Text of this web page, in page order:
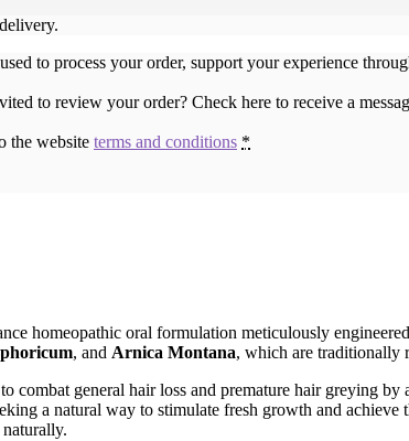
to process your order, support your experience
to review your order? Check here to receive a
the website terms and conditions *
homeopathic oral formulation meticulously
, and Arnica Montana, which are traditionally
combat general hair loss and premature hair greying
a natural way to stimulate fresh growth and